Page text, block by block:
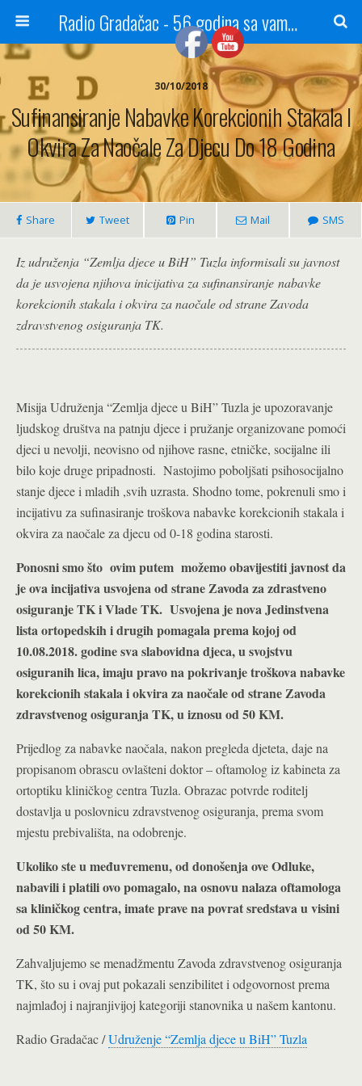
Radio Gradačac - 56 godina sa vama...
30/10/2018
Sufinansiranje Nabavke Korekcionih Stakala I
Okvira Za Naočale Za Djecu Do 18 Godina
Share Tweet Pin Mail SMS
Iz udruženja “Zemlja djece u BiH” Tuzla informisali su javnost
da je usvojena njihova inicijativa za sufinansiranje nabavke
korekcionih stakala i okvira za naočale od strane Zavoda
zdravstvenog osiguranja TK.
Misija Udruženja “Zemlja djece u BiH” Tuzla je upozoravanje
ljudskog društva na patnju djece i pružanje organizovane pomoći
djeci u nevolji, neovisno od njihove rasne, etničke, socijalne ili
bilo koje druge pripadnosti. Nastojimo poboljšati psihosocijalno
stanje djece i mladih ,svih uzrasta. Shodno tome, pokrenuli smo i
incijativu za sufinasiranje troškova nabavke korekcionih stakala i
okvira za naočale za djecu od 0-18 godina starosti.
Ponosni smo što ovim putem možemo obavijestiti javnost da
je ova incijativa usvojena od strane Zavoda za zdrastveno
osiguranje TK i Vlade TK. Usvojena je nova Jedinstvena
lista ortopedskih i drugih pomagala prema kojoj od
10.08.2018. godine sva slabovidna djeca, u svojstvu
osiguranih lica, imaju pravo na pokrivanje troškova nabavke
korekcionih stakala i okvira za naočale od strane Zavoda
zdravstvenog osiguranja TK, u iznosu od 50 KM.
Prijedlog za nabavke naočala, nakon pregleda djeteta, daje na
propisanom obrascu ovlašteni doktor – oftamolog iz kabineta za
ortoptiku kliničkog centra Tuzla. Obrazac potvrde roditelj
dostavlja u poslovnicu zdravstvenog osiguranja, prema svom
mjestu prebivališta, na odobrenje.
Ukoliko ste u međuvremenu, od donošenja ove Odluke,
nabavili i platili ovo pomagalo, na osnovu nalaza oftamologa
sa kliničkog centra, imate prave na povrat sredstava u visini
od 50 KM.
Zahvaljujemo se menadžmentu Zavoda zdravstvenog osiguranja
TK, što su i ovaj put pokazali senzibilitet i odgovornost prema
najmlađoj i najranjivijoj kategoriji stanovnika u našem kantonu.
Radio Gradačac /Udruženje “Zemlja djece u BiH” Tuzla